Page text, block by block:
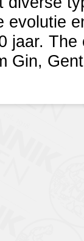
evolutie
jaar.
Gin,